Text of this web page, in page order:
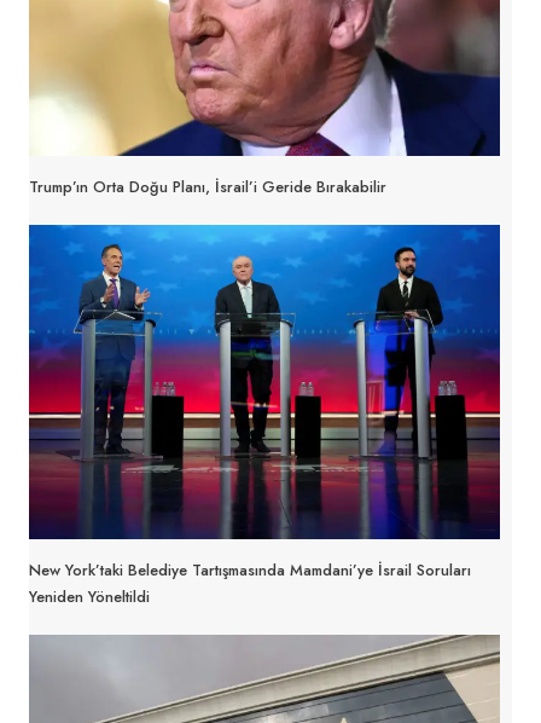
Trump’ın Orta Doğu Planı, İsrail’i Geride Bırakabilir
New York’taki Belediye Tartışmasında Mamdani’ye İsrail Soruları
Yeniden Yöneltildi